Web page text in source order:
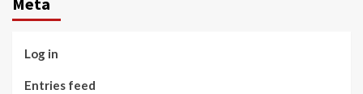
Log in
Entries feed